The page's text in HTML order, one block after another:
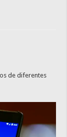
de diferentes